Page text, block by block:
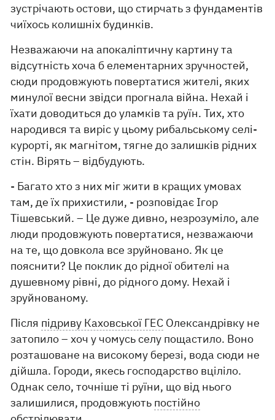
зустрічають остови, що стирчать з фундаментів
чиїхось колишніх будинків.
Незважаючи на апокаліптичну картину та
відсутність хоча б елементарних зручностей,
сюди продовжують повертатися жителі, яких
минулої весни звідси прогнала війна. Нехай і
їхати доводиться до уламків та руїн. Тих, хто
народився та виріс у цьому рибальському селі-
курорті, як магнітом, тягне до залишків рідних
стін. Вірять – відбудують.
- Багато хто з них міг жити в кращих умовах
там, де їх прихистили, - розповідає Ігор
Тішевський. – Це дуже дивно, незрозуміло, але
люди продовжують повертатися, незважаючи
на те, що довкола все зруйновано. Як це
пояснити? Це поклик до рідної обителі на
душевному рівні, до рідного дому. Нехай і
зруйнованому.
Після підриву Каховської ГЕС Олександрівку не
затопило – хоч у чомусь селу пощастило. Воно
розташоване на високому березі, вода сюди не
дійшла. Городи, якесь господарство вціліло.
Однак село, точніше ті руїни, що від нього
залишилися, продовжують постійно